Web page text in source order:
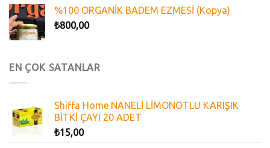
%100 ORGANİK BADEM EZMESİ (Kopya)
₺800,00
EN ÇOK SATANLAR
Shiffa Home NANELİ LİMONOTLU KARIŞIK
BİTKİ ÇAYI 20 ADET
₺15,00